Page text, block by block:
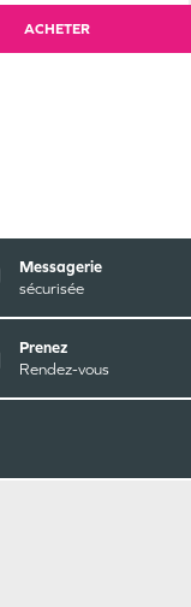
ACHETER
Messagerie
sécurisée
Prenez
Rendez-vous